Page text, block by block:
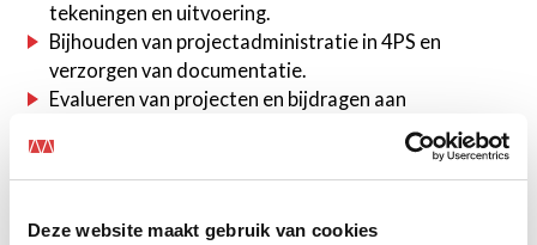
Deze website maakt gebruik van cookies
tekeningen en uitvoering.
Bijhouden van projectadministratie in 4PS en
verzorgen van documentatie.
Evalueren van projecten en bijdragen aan
Wat breng je mee?